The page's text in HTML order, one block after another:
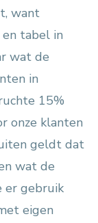
want
tabel in
wat de
in
15%
onze klanten
geldt dat
wat de
er gebruik
eigen